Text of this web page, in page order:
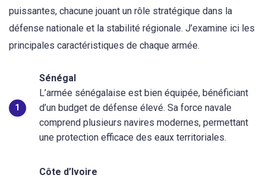
puissantes, chacune jouant un rôle stratégique dans la
défense nationale et la stabilité régionale. J’examine ici les
principales caractéristiques de chaque armée.
Sénégal
L’armée sénégalaise est bien équipée, bénéficiant
d’un budget de défense élevé. Sa force navale
comprend plusieurs navires modernes, permettant
une protection efficace des eaux territoriales.
Côte d’Ivoire